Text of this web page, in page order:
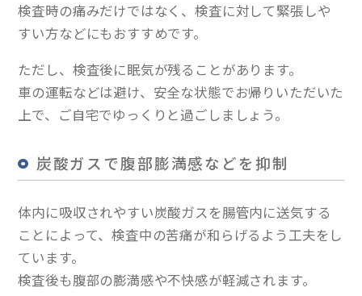
検査時の痛みだけではなく、検査に対して緊張しや
すい方などにもおすすめです。
ただし、検査後に眠気が残ることがあります。
車の運転などは避け、安全な状態でお帰りいただいた
上で、ご自宅でゆっくりと過ごしましょう。
炭酸ガスで腹部膨満感などを抑制
体内に吸収されやすい炭酸ガスを腸管内に送気する
ことによって、検査中の苦痛が和らげるよう工夫をし
ています。
検査後も腹部の膨満感や不快感が軽減されます。